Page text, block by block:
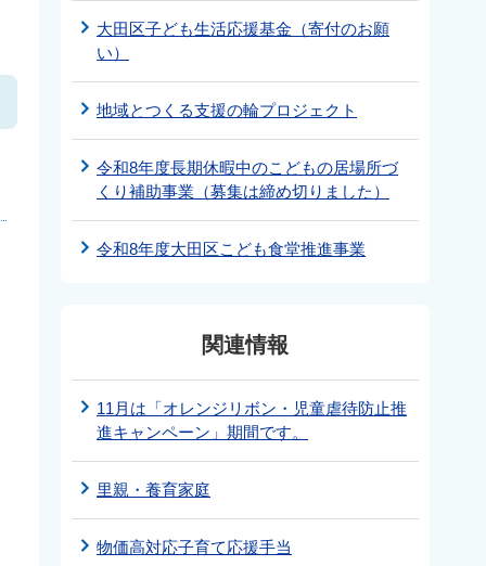
大田区子ども生活応援基金（寄付のお願
い）
地域とつくる支援の輪プロジェクト
令和8年度長期休暇中のこどもの居場所づ
くり補助事業（募集は締め切りました）
令和8年度大田区こども食堂推進事業
関連情報
11月は「オレンジリボン・児童虐待防止推
進キャンペーン」期間です。
里親・養育家庭
物価高対応子育て応援手当